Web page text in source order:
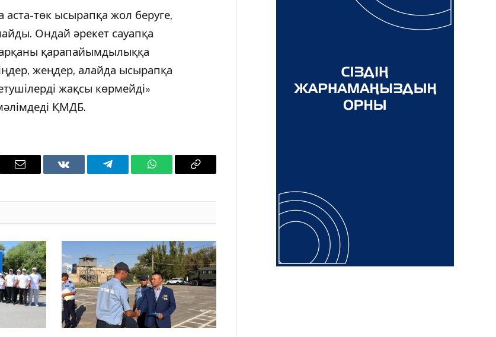
аста-төк ысырапқа жол беруге,
Ондай әрекет сауапқа
қарапайымдылыққа
жеңдер, алайда ысырапқа
жақсы көрмейді»
ҚМДБ.
Email VKontakteTelegram WhatsAppCopy